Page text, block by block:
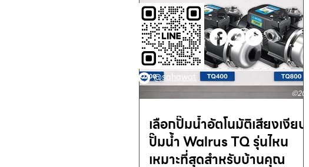
เลือกปั๊มน้ำอัตโนมัติเสียงเงียบ
ปั๊มน้ำ Walrus TQ รุ่นไหน
เหมาะที่สุดสำหรับบ้านคุณ
@sahawat